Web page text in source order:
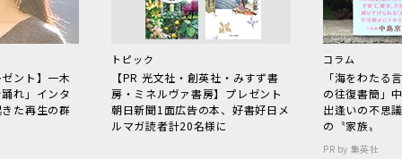
ント】一木
れ」インタ
た再生の群
トピック
【PR 光文社・創英社・みすず書
房・ミネルヴァ書房】プレゼント
朝日新聞1面広告の本、好書好日メ
ルマガ読者計20名様に
コラム
「海をわた
の往復書簡」
出逢いの不思
の〝家族〟
PR by 集英社